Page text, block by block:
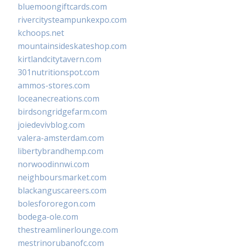
bluemoongiftcards.com
rivercitysteampunkexpo.com
kchoops.net
mountainsideskateshop.com
kirtlandcitytavern.com
301nutritionspot.com
ammos-stores.com
loceanecreations.com
birdsongridgefarm.com
joiedevivblog.com
valera-amsterdam.com
libertybrandhemp.com
norwoodinnwi.com
neighboursmarket.com
blackanguscareers.com
bolesfororegon.com
bodega-ole.com
thestreamlinerlounge.com
mestrinorubanofc.com